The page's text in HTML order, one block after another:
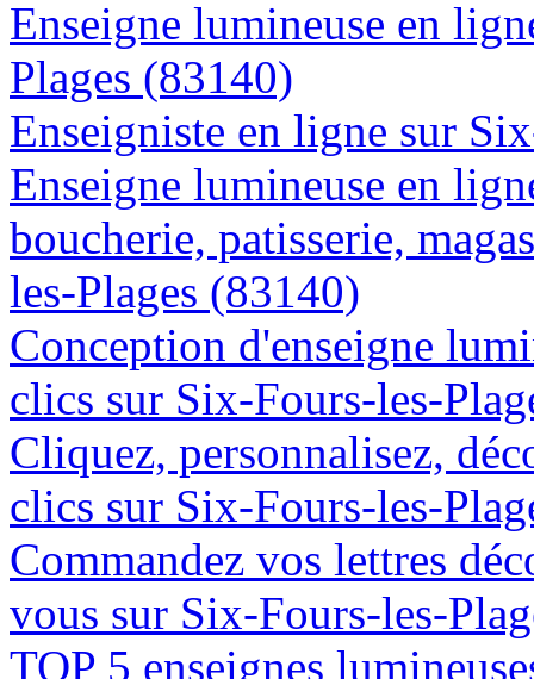
Enseigne lumineuse en
Plages (83140)
Enseigniste en ligne sur
Enseigne lumineuse en
boucherie, patisserie,
les-Plages (83140)
Conception d'enseigne
clics sur Six-Fours-les-
Cliquez, personnalisez,
clics sur Six-Fours-les-
Commandez vos lettres
vous sur Six-Fours-les-
TOP 5 enseignes